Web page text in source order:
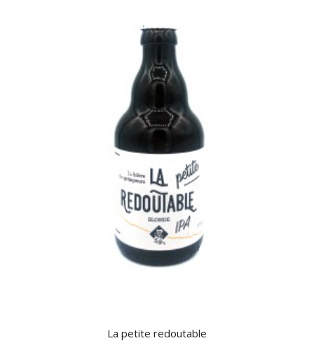
La petite redoutable